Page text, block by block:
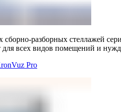
сборно-разборных стеллажей
для всех видов помещений и
Pro